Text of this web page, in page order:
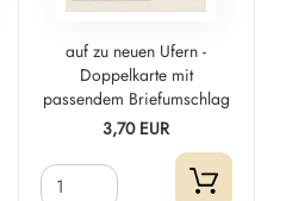
auf zu neuen Ufern -
Doppelkarte mit
passendem Briefumschlag
3,70 EUR